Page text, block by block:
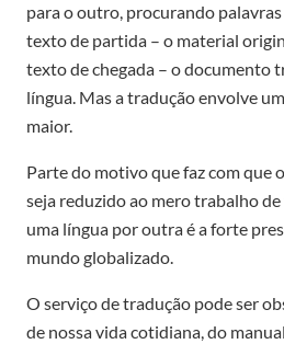
para o outro, procurando
texto de partida – o material
texto de chegada – o documento
língua. Mas a tradução envolve
maior.
Parte do motivo que faz com que
seja reduzido ao mero trabalho
uma língua por outra é a forte
mundo globalizado.
O serviço de tradução pode ser
de nossa vida cotidiana, do